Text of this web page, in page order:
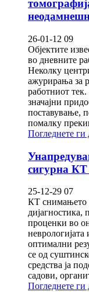
26-01-12 09
Објектите
во дневните
Неколку
ажурирања за
работниот
значајни
поставување,
помалку
Погледнете ги
сигурна КТ
25-12-29 07
КТ снимањето
дијагностика,
проценки во
оптимални
се од
средства ја
садови,
Погледнете ги